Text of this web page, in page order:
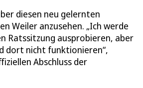
diesen neu gelernten
Weiler anzusehen. „Ich werde
Ratssitzung ausprobieren, aber
dort nicht funktionieren“,
Abschluss der